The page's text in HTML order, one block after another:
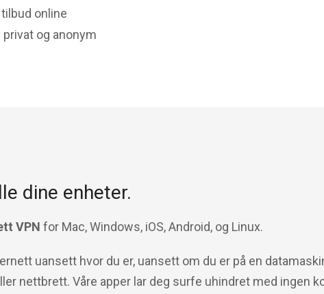
online
privat og anonym
dine enheter.
VPN for Mac, Windows, iOS, Android, og Linux.
uansett hvor du er, uansett om du er på en
nettbrett. Våre apper lar deg surfe uhindret med ingen